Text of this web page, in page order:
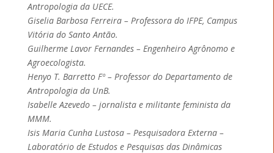
Antropologia da UECE.
Giselia Barbosa Ferreira – Professora do IFPE, Campus
Vitória do Santo Antão.
Guilherme Lavor Fernandes – Engenheiro Agrônomo e
Agroecologista.
Henyo T. Barretto Fº – Professor do Departamento de
Antropologia da UnB.
Isabelle Azevedo – jornalista e militante feminista da
MMM.
Isis Maria Cunha Lustosa – Pesquisadora Externa –
Laboratório de Estudos e Pesquisas das Dinâmicas